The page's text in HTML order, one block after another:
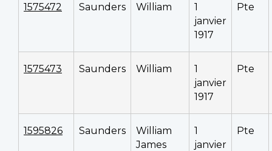
1575472 Saunders William
1
janvier
1917
Pte
1575473 Saunders William
1
janvier
1917
Pte
1595826 Saunders
William
James
1
janvier
Pte